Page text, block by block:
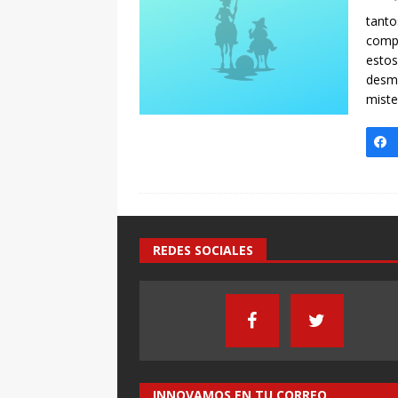
Primaria Prof. Heliodoro
REDES SOCIALES